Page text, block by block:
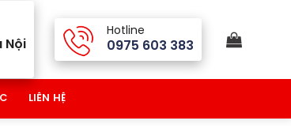
Nội
Hotline
0975 603 383
LIÊN HỆ